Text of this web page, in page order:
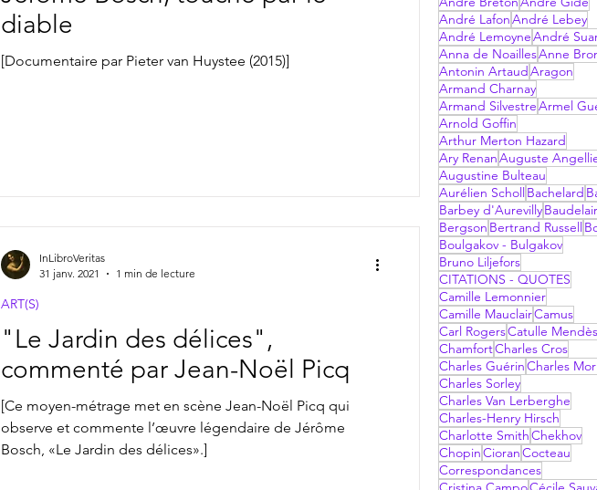
diable
[Documentaire par Pieter van Huystee (2015)]
"Le Jardin des délices",
commenté par Jean-Noël Picq
[Ce moyen-métrage met en scène Jean-Noël Picq qui
observe et commente l’œuvre légendaire de Jérôme
Bosch, «Le Jardin des délices».]
ART(S)
InLibroVeritas
31 janv. 2021
1 min de lecture
André LafonAndré Lebey
André LemoyneAndré
Anna de NoaillesAnne
Antonin Artaud Aragon
Armand Charnay
Armand SilvestreArmel
Arnold Goffin
Arthur Merton Hazard
Ary RenanAuguste
Augustine Bulteau
Aurélien Scholl Bachelard
Barbey d'Aurevilly
Bergson Bertrand Russell
Boulgakov - Bulgakov
Bruno Liljefors
CITATIONS - QUOTES
Camille Lemonnier
Camille MauclairCamus
Carl RogersCatulle Mendès
ChamfortCharles Cros
Charles GuérinCharles
Charles Sorley
Charles Van Lerberghe
Charles-Henry Hirsch
Charlotte SmithChekhov
ChopinCioranCocteau
Correspondances